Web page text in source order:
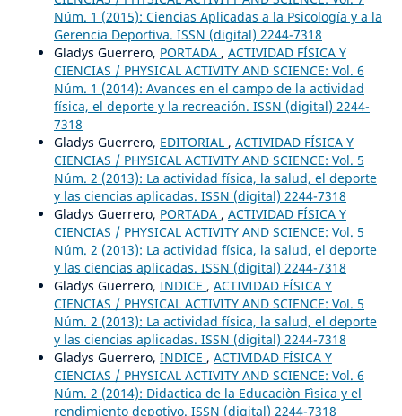
Núm. 1 (2015): Ciencias Aplicadas a la Psicología y a la
Gerencia Deportiva. ISSN (digital) 2244-7318
Gladys Guerrero, PORTADA , ACTIVIDAD FÍSICA Y
CIENCIAS / PHYSICAL ACTIVITY AND SCIENCE: Vol. 6
Núm. 1 (2014): Avances en el campo de la actividad
física, el deporte y la recreación. ISSN (digital) 2244-
7318
Gladys Guerrero, EDITORIAL , ACTIVIDAD FÍSICA Y
CIENCIAS / PHYSICAL ACTIVITY AND SCIENCE: Vol. 5
Núm. 2 (2013): La actividad física, la salud, el deporte
y las ciencias aplicadas. ISSN (digital) 2244-7318
Gladys Guerrero, PORTADA , ACTIVIDAD FÍSICA Y
CIENCIAS / PHYSICAL ACTIVITY AND SCIENCE: Vol. 5
Núm. 2 (2013): La actividad física, la salud, el deporte
y las ciencias aplicadas. ISSN (digital) 2244-7318
Gladys Guerrero, INDICE , ACTIVIDAD FÍSICA Y
CIENCIAS / PHYSICAL ACTIVITY AND SCIENCE: Vol. 5
Núm. 2 (2013): La actividad física, la salud, el deporte
y las ciencias aplicadas. ISSN (digital) 2244-7318
Gladys Guerrero, INDICE , ACTIVIDAD FÍSICA Y
CIENCIAS / PHYSICAL ACTIVITY AND SCIENCE: Vol. 6
Núm. 2 (2014): Didactica de la Educaciòn Fìsica y el
rendimiento depotivo. ISSN (digital) 2244-7318